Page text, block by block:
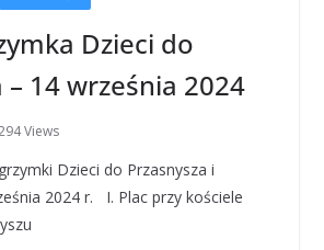
Dzieci do
– 14 września 2024
Views
Dzieci do Przasnysza i
2024 r. I. Plac przy kościele